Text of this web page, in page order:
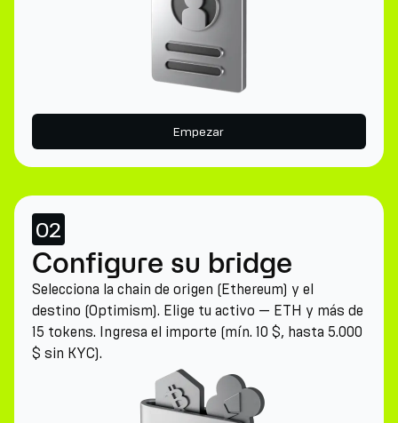
Empezar
02
Configure su bridge
Selecciona la chain de origen (Ethereum) y el
destino (Optimism). Elige tu activo — ETH y más de
15 tokens. Ingresa el importe (mín. 10 $, hasta 5.000
$ sin KYC).